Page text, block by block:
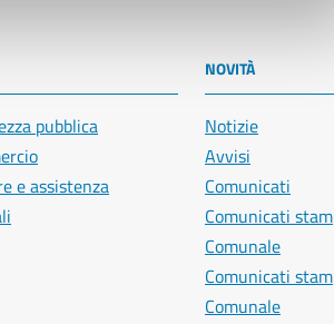
pubblica
e assistenza
NOVITÀ
Notizie
Avvisi
Comunicati
Comunicati
Comunale
Comunicati
Comunale